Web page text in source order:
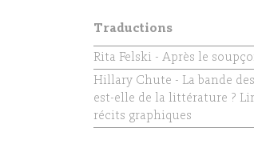
Traductions
Rita Felski - Après le
Hillary Chute - La bande
est-elle de la littérature ?
récits graphiques